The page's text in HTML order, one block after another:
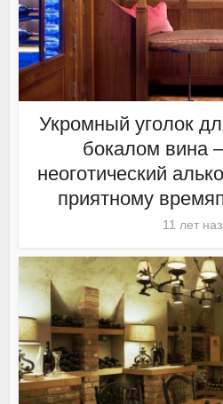
Укромный уголок
бокалом вина
неоготический
приятному
11 лет